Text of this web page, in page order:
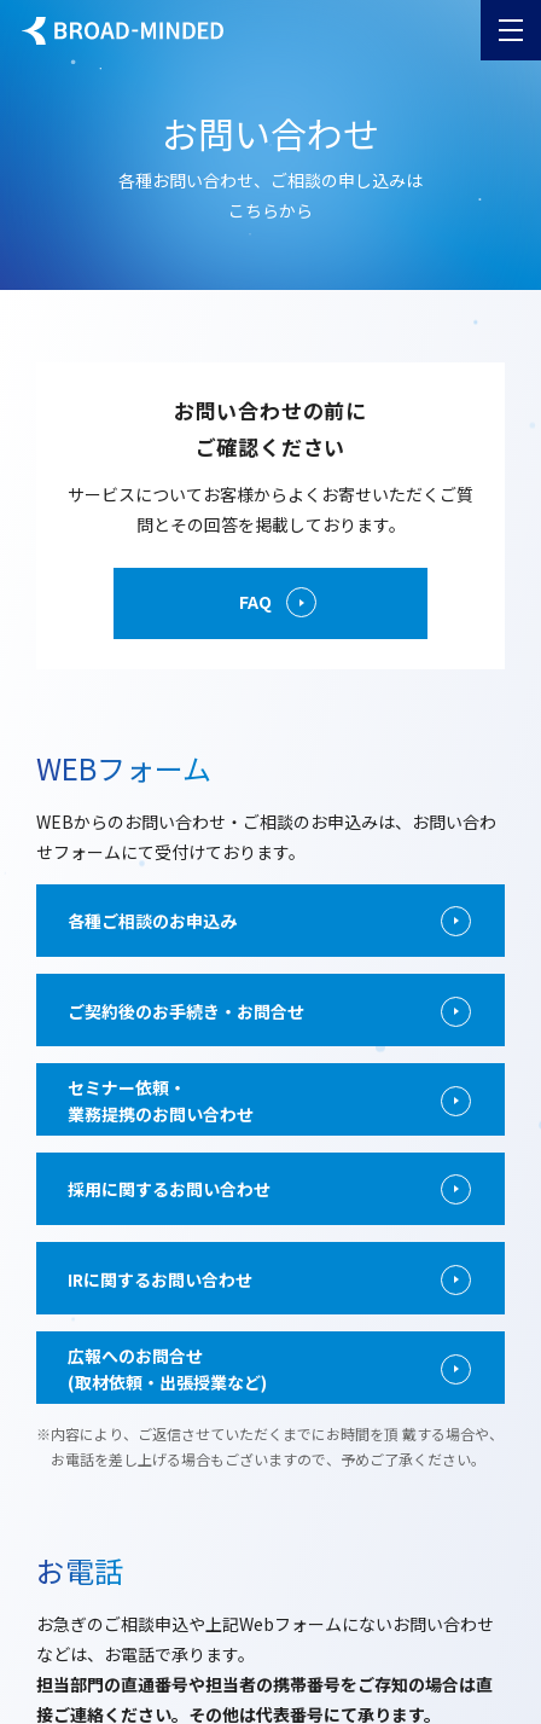
お問い合わせ
各種お問い合わせ、ご相談の申し込みは
こちらから
お問い合わせの前に
ご確認ください
サービスについてお客様からよくお寄せいただくご質
問とその回答を掲載しております。
FAQ
WEBフォーム
WEBからのお問い合わせ・ご相談のお申込みは、お問い合わ
せフォームにて受付けております。
各種ご相談のお申込み
ご契約後のお手続き・お問合せ
セミナー依頼・
業務提携のお問い合わせ
採用に関するお問い合わせ
IRに関するお問い合わせ
広報へのお問合せ
(取材依頼・出張授業など)
※内容により、ご返信させていただくまでにお時間を頂 戴する場合や、
お電話を差し上げる場合もございますので、予めご了承ください。
お電話
お急ぎのご相談申込や上記Webフォームにないお問い合わせ
などは、お電話で承ります。
担当部門の直通番号や担当者の携帯番号をご存知の場合は直
接ご連絡ください。その他は代表番号にて承ります。